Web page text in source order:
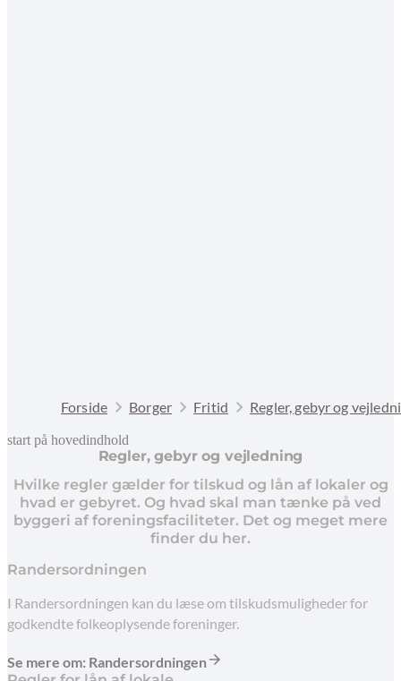
Forside Borger Fritid Regler, gebyr og
start på hovedindhold
Regler, gebyr og vejledning
Hvilke regler gælder for tilskud og lån af lokaler og
hvad er gebyret. Og hvad skal man tænke på ved
byggeri af foreningsfaciliteter. Det og meget mere
finder du her.
senest opdateret 10. februar 2026
Randersordningen
I Randersordningen kan du læse om tilskudsmuligheder for
godkendte folkeoplysende foreninger.
Se mere om: Randersordningen